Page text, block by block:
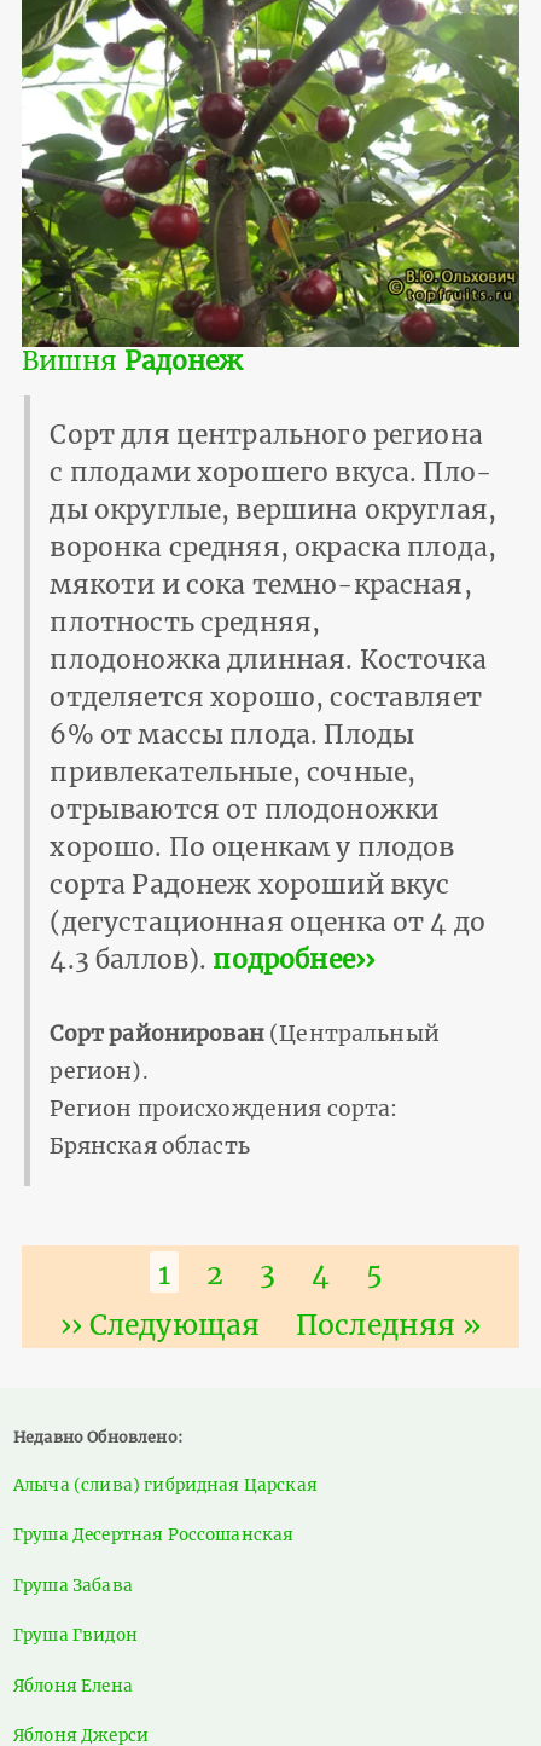
Вишня Радонеж
Сорт для центрального региона
с плодами хорошего вкуса. Пло­
ды округлые, вершина округлая,
воронка средняя, окраска плода,
мякоти и сока темно-красная,
плотность сред­няя,
плодоножка длинная. Косточка
отделяется хорошо, составляет
6% от массы плода. Плоды
привлекательные, сочные,
отрывают­ся от плодоножки
хорошо. По оценкам у плодов
сорта Радонеж хороший вкус
(дегустационная оценка от 4 до
4.3 баллов). подробнее››
Сорт районирован(Центральный
регион).
Регион происхождения сорта:
Брянская область
НумерацияТекущая
страница
1 Страница
2 Страница
3 Страница
4 Страница
5
Следующая
›› Следующая
Последняя
Последняя »
Недавно Обновлено:
Алыча (слива) гибридная Царская
Груша Десертная Россошанская
Груша Забава
Груша Гвидон
Яблоня Елена
Яблоня Джерси